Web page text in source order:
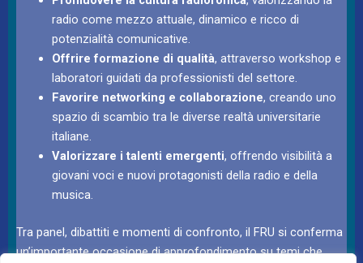
radio come mezzo attuale, dinamico e ricco di
potenzialità comunicative.
Offrire formazione di qualità, attraverso workshop e
laboratori guidati da professionisti del settore.
Favorire networking e collaborazione, creando uno
spazio di scambio tra le diverse realtà universitarie
italiane.
Valorizzare i talenti emergenti, offrendo visibilità a
giovani voci e nuovi protagonisti della radio e della
musica.
Tra panel, dibattiti e momenti di confronto, il FRU si conferma
un’importante occasione di approfondimento su temi che